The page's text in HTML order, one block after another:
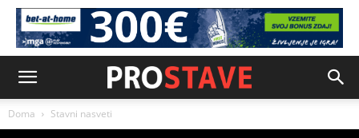
Doma Stavni nasveti